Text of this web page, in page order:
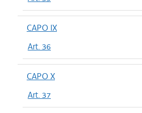
CAPO IX
Art. 36
CAPO X
Art. 37